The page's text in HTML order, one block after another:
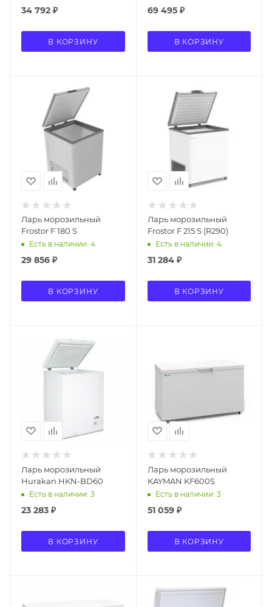
34 792 ₽
В КОРЗИНУ
69 495₽
В КОРЗИНУ
Ларь морозильный
Frostor F 180 S
Есть в наличии: 4
29 856 ₽
В КОРЗИНУ
Ларь морозильный
Frostor F 215 S (R290)
Есть в наличии: 4
31 284₽
В КОРЗИНУ
Ларь морозильный
Hurakan HKN-BD60
Есть в наличии: 3
23 283 ₽
В КОРЗИНУ
Ларь морозильный
KAYMAN KF600S
Есть в наличии: 3
51 059₽
В КОРЗИНУ